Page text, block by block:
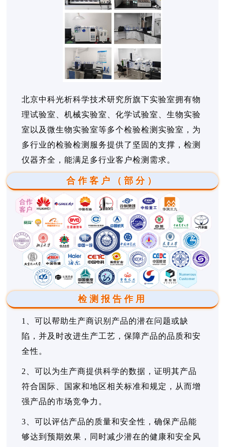
北京中科光析科学技术研究所旗下实验室拥有物
理试验室、机械实验室、化学试验室、生物实验
室以及微生物实验室等多个检验检测实验室，为
多行业的检验检测服务提供了坚固的支撑，检测
仪器齐全，能满足多行业客户检测需求。
合作客户（部分）
检测报告作用
1、可以帮助生产商识别产品的潜在问题或缺
陷，并及时改进生产工艺，保障产品的品质和安
全性。
2、可以为生产商提供科学的数据，证明其产品
符合国际、国家和地区相关标准和规定，从而增
强产品的市场竞争力。
3、可以评估产品的质量和安全性，确保产品能
够达到预期效果，同时减少潜在的健康和安全风